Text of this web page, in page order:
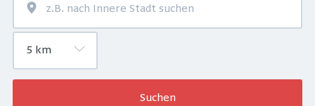
Suchen